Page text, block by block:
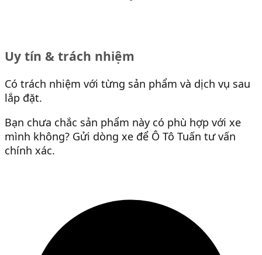
Uy tín & trách nhiệm
Có trách nhiệm với từng sản phẩm và dịch vụ sau
lắp đặt.
Bạn chưa chắc sản phẩm này có phù hợp với xe
mình không? Gửi dòng xe để Ô Tô Tuấn tư vấn
chính xác.